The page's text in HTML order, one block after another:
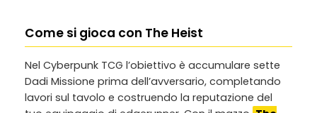
Come si gioca con The Heist
Nel Cyberpunk TCG l’obiettivo è accumulare sette
Dadi Missione prima dell’avversario, completando
lavori sul tavolo e costruendo la reputazione del